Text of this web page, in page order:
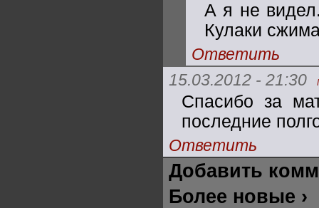
А я не
Кулаки
Ответить
15.03.2012 - 21:30
Спасибо за
последние
Ответить
Добавить
Более новые ›